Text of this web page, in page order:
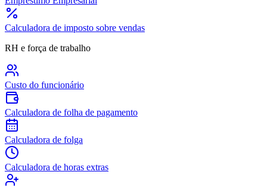
Calculadora de imposto sobre vendas
RH e força de trabalho
Custo do funcionário
Calculadora de folha de pagamento
Calculadora de folga
Calculadora de horas extras